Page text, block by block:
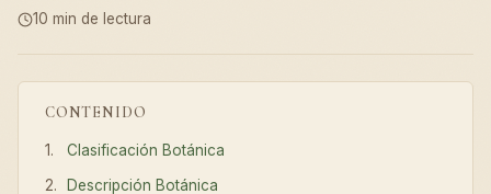
10 min de lectura
CONTENIDO
Clasificación Botánica
Descripción Botánica